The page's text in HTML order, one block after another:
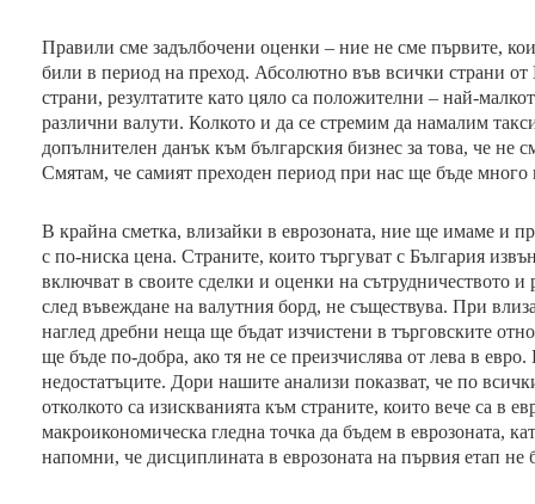
Правили сме задълбочени оценки – ние не сме първите,
били в период на преход. Абсолютно във всички страни
страни, резултатите като цяло са положителни – най-
различни валути. Колкото и да се стремим да намалим
допълнителен данък към българския бизнес за това, че не
Смятам, че самият преходен период при нас ще бъде много
В крайна сметка, влизайки в еврозоната, ние ще имаме и
с по-ниска цена. Страните, които търгуват с България
включват в своите сделки и оценки на сътрудничеството и
след въвеждане на валутния борд, не съществува. При
наглед дребни неща ще бъдат изчистени в търговските
ще бъде по-добра, ако тя не се преизчислява от лева в
недостатъците. Дори нашите анализи показват, че по
отколкото са изискванията към страните, които вече са в
макроикономическа гледна точка да бъдем в еврозоната,
напомни, че дисциплината в еврозоната на първия етап не